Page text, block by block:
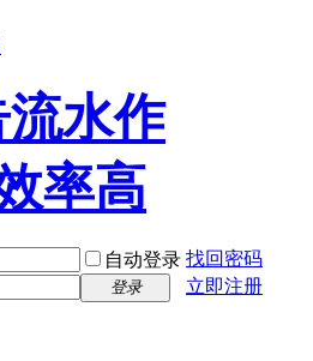
自动登录 找回密码
登录 立即注册